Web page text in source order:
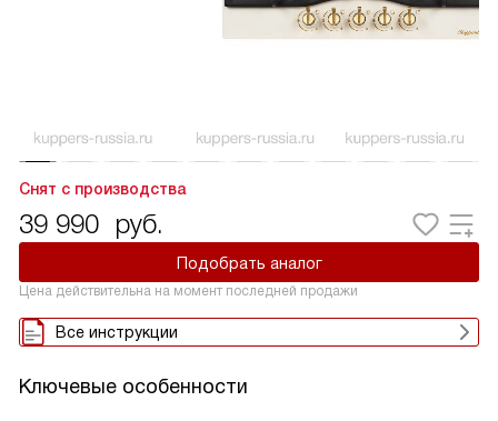
Снят с производства
39 990 руб.
Подобрать аналог
Цена действительна на момент последней продажи
Все инструкции
Ключевые особенности